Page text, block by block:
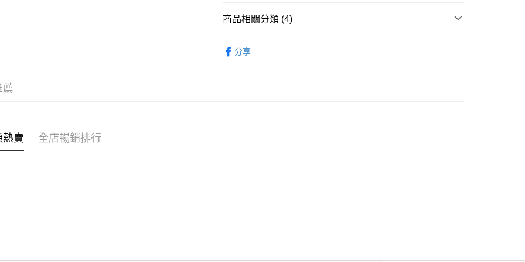
WeChat Pay
送貨方式
商品相關分類 (4)
分享
薦
賣 全店暢銷排行